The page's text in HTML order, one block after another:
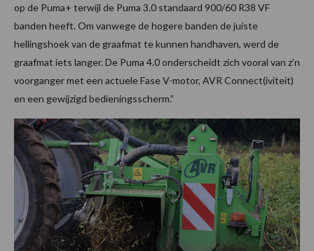
op de Puma+ terwijl de Puma 3.0 standaard 900/60 R38 VF
banden heeft. Om vanwege de hogere banden de juiste
hellingshoek van de graafmat te kunnen handhaven, werd de
graafmat iets langer. De Puma 4.0 onderscheidt zich vooral van z’n
voorganger met een actuele Fase V-motor, AVR Connect(iviteit)
en een gewijzigd bedieningsscherm.”